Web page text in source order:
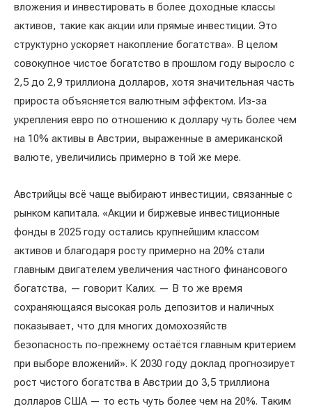
вложения и инвестировать в более доходные классы
активов, такие как акции или прямые инвестиции. Это
структурно ускоряет накопление богатства». В целом
совокупное чистое богатство в прошлом году выросло с
2,5 до 2,9 триллиона долларов, хотя значительная часть
прироста объясняется валютным эффектом. Из-за
укрепления евро по отношению к доллару чуть более чем
на 10% активы в Австрии, выраженные в американской
валюте, увеличились примерно в той же мере.
Австрийцы всё чаще выбирают инвестиции, связанные с
рынком капитала. «Акции и биржевые инвестиционные
фонды в 2025 году остались крупнейшим классом
активов и благодаря росту примерно на 20% стали
главным двигателем увеличения частного финансового
богатства, — говорит Калих. — В то же время
сохраняющаяся высокая роль депозитов и наличных
показывает, что для многих домохозяйств
безопасность по-прежнему остаётся главным критерием
при выборе вложений». К 2030 году доклад прогнозирует
рост чистого богатства в Австрии до 3,5 триллиона
долларов США — то есть чуть более чем на 20%. Таким